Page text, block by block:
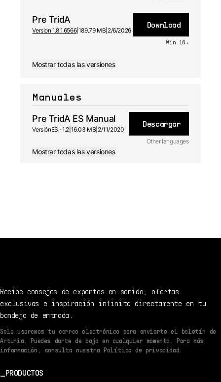
Pre TridA
Version 1.8.1.6566| 189.79 MB 2/6/2026
Download
Win 10+
Mostrar todas las versiones
Manuales
Pre TridA ES Manual
VersiónES -1.2| 16.03 MB 2/11/2020
Descargar
Other languages
Mostrar todas las versiones
Recibe consejos de expertos en sonido, ofertas
exclusivas e inspiración infinita directamente en tu
bandeja de entrada.
Solo usaremos tu correo electrónico para enviarte el boletín de
Arturia. Puedes darte de baja en cualquier momento. Para más
información, consulta nuestra Política de privacidad.
PRODUCTOS